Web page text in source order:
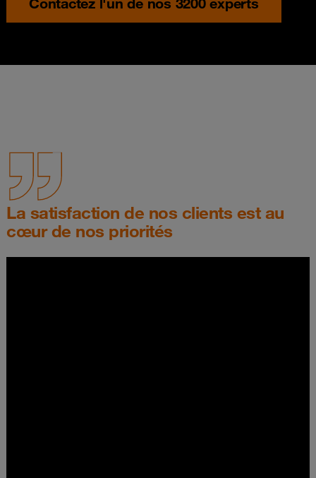
La satisfaction de nos clients est au
cœur de nos priorités